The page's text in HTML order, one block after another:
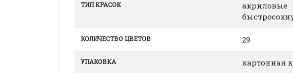
ТИП КРАСОК
акриловые
КОЛИЧЕСТВО ЦВЕТОВ 29
УПАКОВКА картонная